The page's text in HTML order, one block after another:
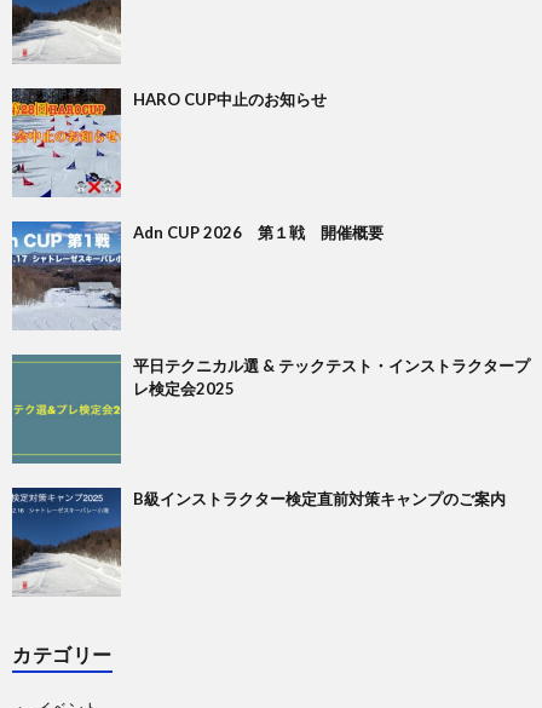
HARO CUP中止のお知らせ
Adn CUP 2026 第１戦 開催概要
平日テクニカル選 & テックテスト・インストラクタープ
レ検定会2025
B級インストラクター検定直前対策キャンプのご案内
カテゴリー